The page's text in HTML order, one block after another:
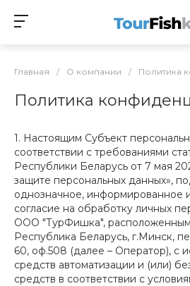
Главная / О компании / Политика
Политика
1. Настоящим Субъект
соответствии с требованиями
Республики Беларусь от 7 мая
защите персональных данных»,
однозначное, информированное
согласие на обработку личных
ООО "ТурФишка",
Республика Беларусь, г.Минск,
60, оф.508 (далее – Оператор), с
средств автоматизации и (или)
средств в соответствии с